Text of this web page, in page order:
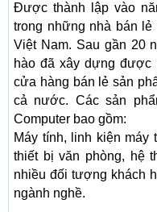
Được thành lập vào
trong những nhà bán
Việt Nam. Sau gần 20
hào đã xây dựng được
cửa hàng bán lẻ sản
cả nước. Các sản
Computer bao gồm:
Máy tính, linh kiện máy
thiết bị văn phòng, hệ
nhiều đối tượng khách
ngành nghề.